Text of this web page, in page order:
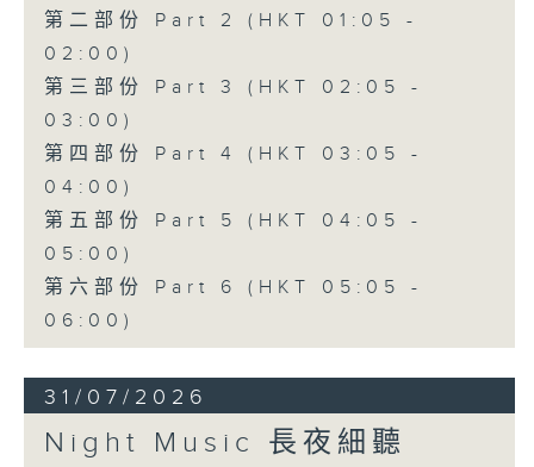
第二部份 Part 2 (HKT 01:05 -
02:00)
第三部份 Part 3 (HKT 02:05 -
03:00)
第四部份 Part 4 (HKT 03:05 -
04:00)
第五部份 Part 5 (HKT 04:05 -
05:00)
第六部份 Part 6 (HKT 05:05 -
06:00)
31/07/2026
Night Music 長夜細聽